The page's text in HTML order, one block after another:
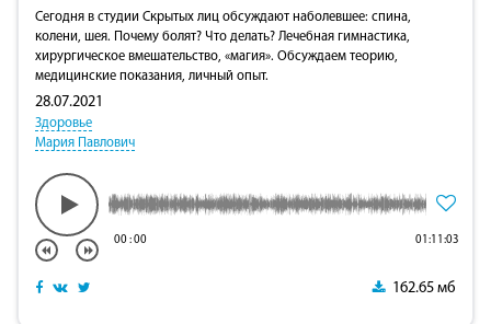
Сегодня в студии Скрытых лиц обсуждают наболевшее: cпина,
колени, шея. Почему болят? Что делать? Лечебная гимнастика,
хирургическое вмешательство, «магия». Обсуждаем теорию,
медицинские показания, личный опыт.
28.07.2021
Здоровье
Мария Павлович
00:00 01:11:03
162.65 мб